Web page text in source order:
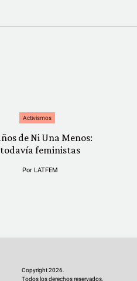
Activismos
de Ni Una Menos:
todavía feministas
Por LATFEM
Copyright 2026.
Todos los derechos reservados.